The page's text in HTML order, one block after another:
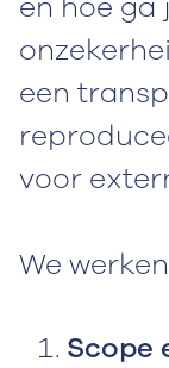
een
voor
We
Scope